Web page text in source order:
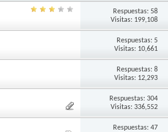
Respuestas: 58
Visitas: 199,108
Respuestas: 5
Visitas: 10,661
Respuestas: 8
Visitas: 12,293
Respuestas: 304
Visitas: 336,552
Respuestas: 47